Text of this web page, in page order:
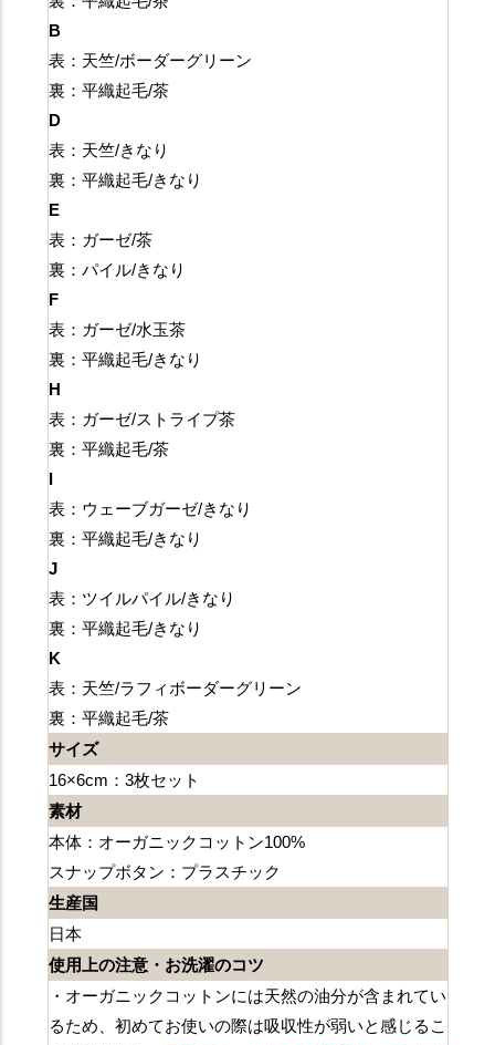
B
表：天竺/ボーダーグリーン
裏：平織起毛/茶
D
表：天竺/きなり
裏：平織起毛/きなり
E
表：ガーゼ/茶
裏：パイル/きなり
F
表：ガーゼ/水玉茶
裏：平織起毛/きなり
H
表：ガーゼ/ストライプ茶
裏：平織起毛/茶
I
表：ウェーブガーゼ/きなり
裏：平織起毛/きなり
J
表：ツイルパイル/きなり
裏：平織起毛/きなり
K
表：天竺/ラフィボーダーグリーン
裏：平織起毛/茶
サイズ
16×6cm：3枚セット
素材
本体：オーガニックコットン100%
スナップボタン：プラスチック
生産国
日本
使用上の注意・お洗濯のコツ
・オーガニックコットンには天然の油分が含まれてい
るため、初めてお使いの際は吸収性が弱いと感じるこ